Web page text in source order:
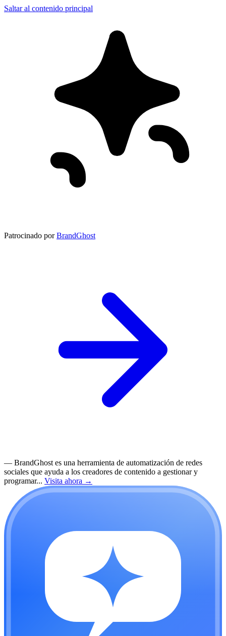
Saltar al contenido principal
Patrocinado por BrandGhost
— BrandGhost es una herramienta de automatización de redes
sociales que ayuda a los creadores de contenido a gestionar y
programar... Visita ahora →